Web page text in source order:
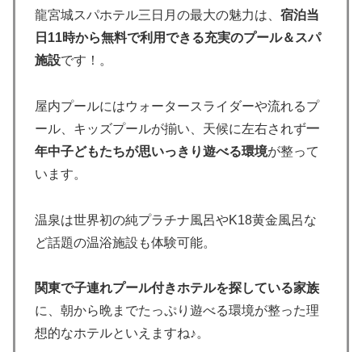
龍宮城スパホテル三日月の最大の魅力は、 宿泊当
日11時から無料で利用できる充実のプール＆スパ
施設です！。
屋内プールにはウォータースライダーや流れるプ
ール、キッズプールが揃い、天候に左右されず一
年中子どもたちが思いっきり遊べる環境が整って
います。
温泉は世界初の純プラチナ風呂やK18黄金風呂な
ど話題の温浴施設も体験可能。
関東で子連れプール付きホテルを探している家族
に、朝から晩までたっぷり遊べる環境が整った理
想的なホテルといえますね♪。